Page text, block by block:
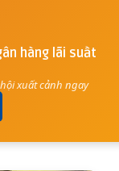
hàng lãi suất
xuất cảnh ngay